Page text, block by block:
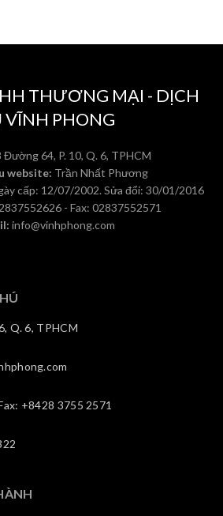
THƯƠNG MẠI - DỊCH
VĨNH PHONG
Đường 64, P. 10, Q. 6, TPHCM
website: Trần Nhất Phương
cấp: 12/07/2002. Sửa đổi: 30/01/2016
- Fax: 02837552571
info@vinhphong.com
Q. 6, TPHCM
+8428 3755 2571